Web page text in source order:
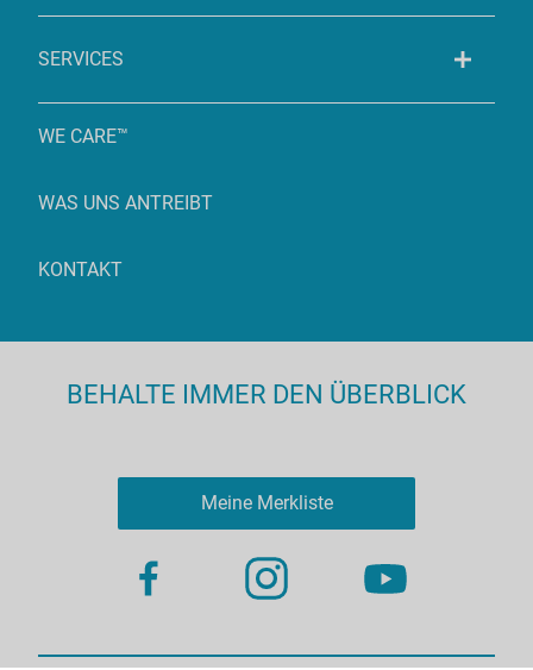
SERVICES
WE CARE™
WAS UNS ANTREIBT
KONTAKT
BEHALTE IMMER DEN ÜBERBLICK
Meine Merkliste